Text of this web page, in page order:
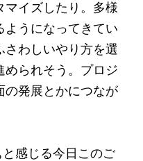
マイズしたり。多様
ようになってきてい
さわしいやり方を選
められそう。プロジ
の発展とかにつなが
感じる今日このご